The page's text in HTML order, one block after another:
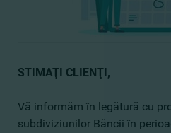
STIMAŢI CLIENŢI,
Vă informăm în legătură cu
subdiviziunilor Băncii în